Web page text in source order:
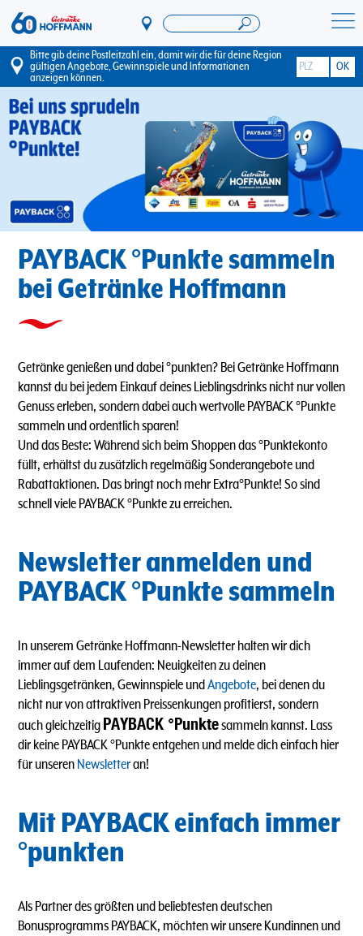
Direkt
zum
Inhalt
Startseite Getränke Hoffmann
Bitte gib deine Postleitzahl ein, damit wir die für deine Region
gültigen Angebote, Gewinnspiele und Informationen
anzeigen können.
PAYBACK °Punkte sammeln
bei Getränke Hoffmann
Getränke genießen und dabei °punkten? Bei Getränke Hoffmann
kannst du bei jedem Einkauf deines Lieblingsdrinks nicht nur vollen
Genuss erleben, sondern dabei auch wertvolle PAYBACK °Punkte
sammeln und ordentlich sparen!
Und das Beste: Während sich beim Shoppen das °Punktekonto
füllt, erhältst du zusätzlich regelmäßig Sonderangebote und
Rabattaktionen. Das bringt noch mehr Extra°Punkte! So sind
schnell viele PAYBACK °Punkte zu erreichen.
Newsletter anmelden und
PAYBACK °Punkte sammeln
In unserem Getränke Hoffmann-Newsletter halten wir dich
immer auf dem Laufenden: Neuigkeiten zu deinen
Lieblingsgetränken, Gewinnspiele undAngebote, bei denen du
nicht nur von attraktiven Preissenkungen profitierst, sondern
auch gleichzeitig PAYBACK °Punktesammeln kannst. Lass
dir keine PAYBACK °Punkte entgehen und melde dich einfach hier
für unseren Newsletteran!
Mit PAYBACK einfach immer
°punkten
Als Partner des größten und beliebtesten deutschen
Bonusprogramms PAYBACK, möchten wir unsere Kundinnen und